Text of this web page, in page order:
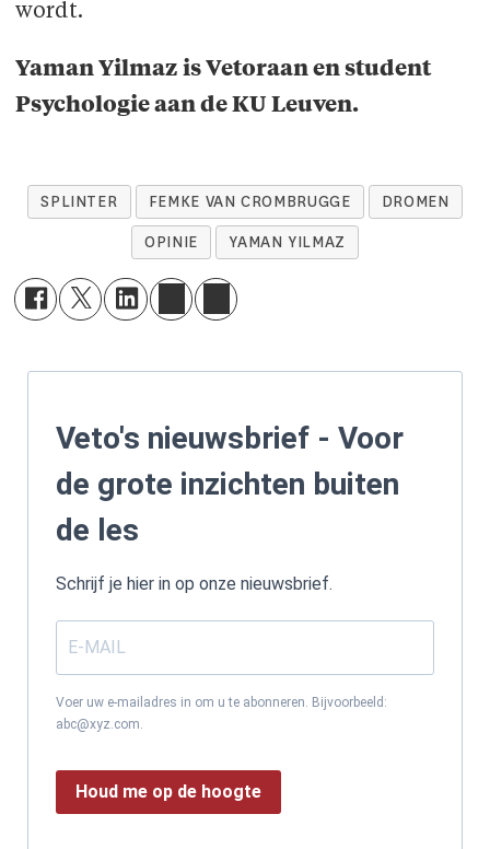
wordt.
Yaman Yilmaz is Vetoraan en student
Psychologie aan de KU Leuven.
SPLINTER FEMKE VAN CROMBRUGGE DROMEN
OPINIE YAMAN YILMAZ
Veto's nieuwsbrief - Voor
de grote inzichten buiten
de les
Schrijf je hier in op onze nieuwsbrief.
Voer uw e-mailadres in om u te abonneren. Bijvoorbeeld:
abc@xyz.com.
Houd me op de hoogte